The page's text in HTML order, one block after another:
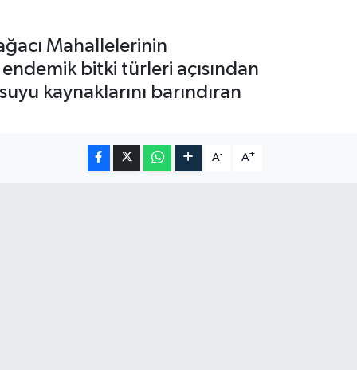
Mahallelerinin
bitki türleri açısından
kaynaklarını barındıran
A- A+